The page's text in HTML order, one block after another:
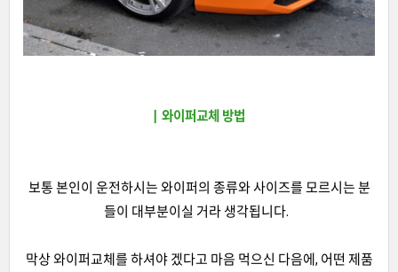
| 와이퍼교체 방법
보통 본인이 운전하시는 와이퍼의 종류와 사이즈를 모르시는 분
들이 대부분이실 거라 생각됩니다.
막상 와이퍼교체를 하셔야 겠다고 마음 먹으신 다음에, 어떤 제품